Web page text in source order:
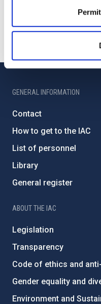
GENERAL INFORMATION
Contact
How to get to the IAC
List of personnel
Library
General register
ABOUT THE IAC
Legislation
Transparency
Code of ethics and
Gender equality and
Environment and